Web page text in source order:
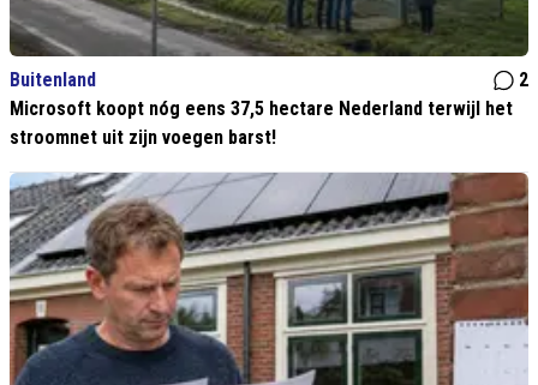
Buitenland
2
Microsoft koopt nóg eens 37,5 hectare Nederland terwijl het
stroomnet uit zijn voegen barst!